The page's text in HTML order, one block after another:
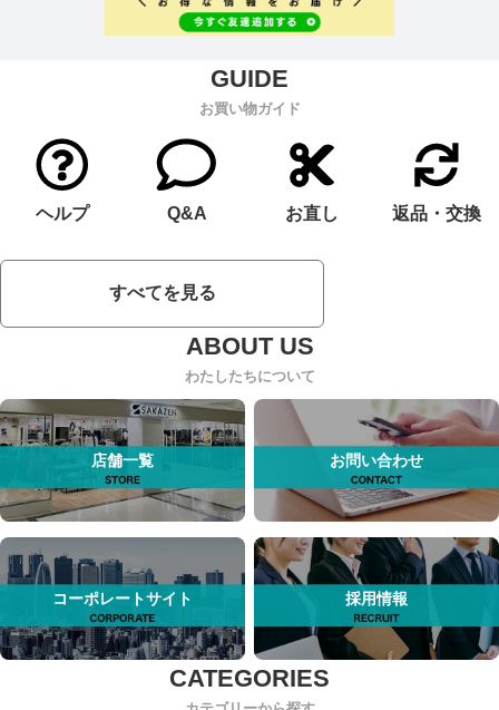
お買い物ガイド
ヘルプ Q&A お直し 返品・交換
すべてを見る
わたしたちについて
店舗一覧 お問い合わせ
コーポレートサイト 採用情報